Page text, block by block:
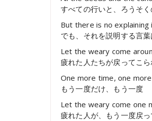
すべての行いと、ろうそく
But there is no explaining
でも、それを説明する言
Let the weary come
疲れた人たちが戻ってこ
One more time, one
もう一度だけ、もう一度
Let the weary come one
疲れた人が、もう一度戻